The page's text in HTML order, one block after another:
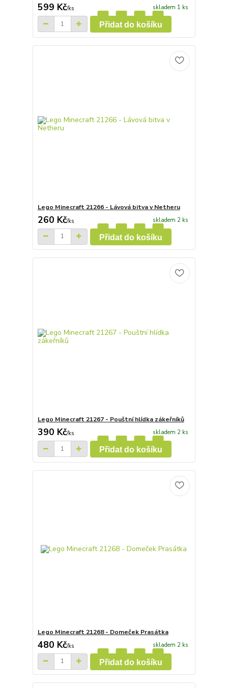
599 Kč/ks skladem 1 ks
Přidat do košíku
Lego Minecraft 21266 - Lávová bitva v Netheru
260 Kč/ks skladem 2 ks
Přidat do košíku
Lego Minecraft 21267 - Pouštní hlídka zákeřníků
390 Kč/ks skladem 2 ks
Přidat do košíku
Lego Minecraft 21268 - Domeček Prasátka
480 Kč/ks skladem 2 ks
Přidat do košíku